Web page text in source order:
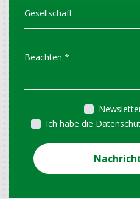
Ich habe die